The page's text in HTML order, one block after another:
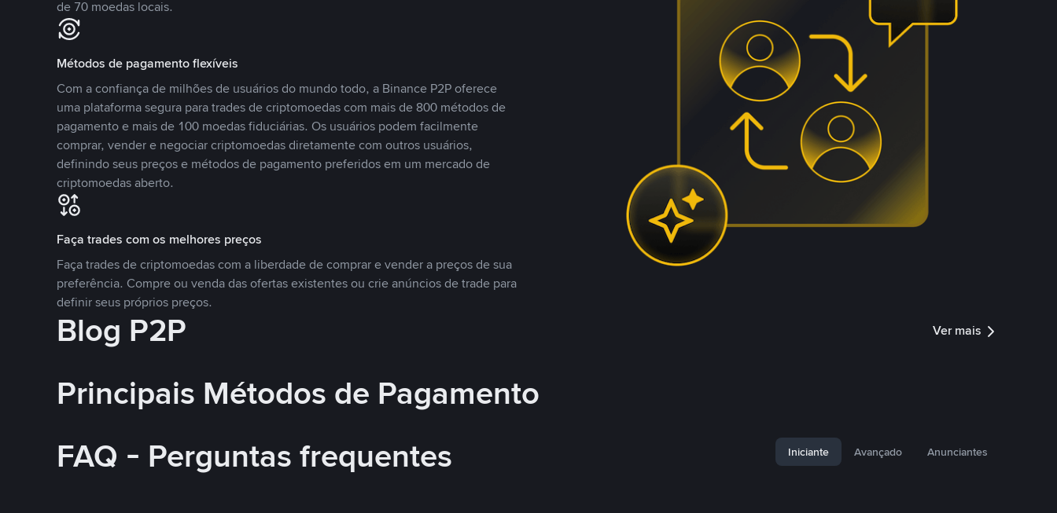
de 70 moedas locais.
Métodos de pagamento flexíveis
Com a confiança de milhões de usuários do mundo todo, a Binance P2P oferece
uma plataforma segura para trades de criptomoedas com mais de 800 métodos de
pagamento e mais de 100 moedas fiduciárias. Os usuários podem facilmente
comprar, vender e negociar criptomoedas diretamente com outros usuários,
definindo seus preços e métodos de pagamento preferidos em um mercado de
criptomoedas aberto.
Faça trades com os melhores preços
Faça trades de criptomoedas com a liberdade de comprar e vender a preços de sua
preferência. Compre ou venda das ofertas existentes ou crie anúncios de trade para
definir seus próprios preços.
Blog P2P Ver mais
Principais Métodos de Pagamento
FAQ - Perguntas frequentes
Iniciante Avançado Anunciantes